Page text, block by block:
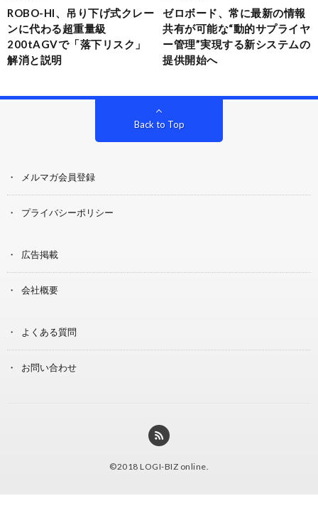
ROBO-HI、吊り下げ式クレー
ンに代わる超重量級
200tAGVで「落下リスク」
解消と説明
ゼロボード、常に最新の情報
共有が可能な“動的サプライヤ
ー管理”実現する新システムの
提供開始へ
Back to Top
メルマガ会員登録
プライバシーポリシー
広告掲載
会社概要
よくある質問
お問い合わせ
©2018 LOGI-BIZ online